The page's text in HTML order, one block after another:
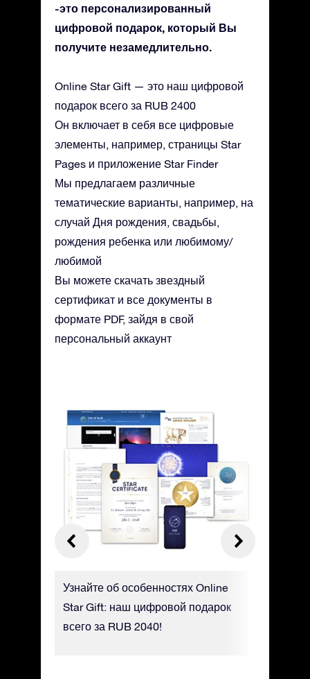
-это персонализированный
цифровой подарок, который Вы
получите незамедлительно.
Online Star Gift — это наш цифровой
подарок всего за RUB 2400
Он включает в себя все цифровые
элементы, например, страницы Star
Pages и приложение Star Finder
Мы предлагаем различные
тематические варианты, например, на
случай Дня рождения, свадьбы,
рождения ребенка или любимому/
любимой
Вы можете скачать звездный
сертификат и все документы в
формате PDF, зайдя в свой
персональный аккаунт
Узнайте об особенностях Online
Star Gift: наш цифровой подарок
всего за RUB 2040!